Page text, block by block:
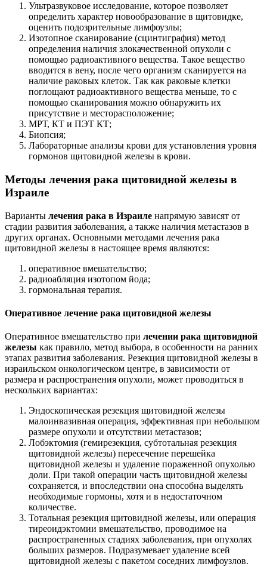
Ультразвуковое исследование, которое позволяет
определить характер новообразование в щитовидке,
оценить подозрительные лимфоузлы;
Изотопное сканирование (сцинтиграфия) метод
определения наличия злокачественной опухоли с
помощью радиоактивного вещества. Такое вещество
вводится в вену, после чего организм сканируется на
наличие раковых клеток. Так как раковые клетки
поглощают радиоактивного вещества меньше, то с
помощью сканирования можно обнаружить их
присутствие и месторасположение;
МРТ, КТ и ПЭТ КТ;
Биопсия;
Лабораторные анализы крови для установления уровня
гормонов щитовидной железы в крови.
Методы лечения рака щитовидной железы в
Израиле
Варианты лечения рака в Израиле напрямую зависят от
стадии развития заболевания, а также наличия метастазов в
других органах. Основными методами лечения рака
щитовидной железы в настоящее время являются:
оперативное вмешательство;
радиоабляция изотопом йода;
гормональная терапия.
Оперативное лечение рака щитовидной железы
Оперативное вмешательство при лечении рака щитовидной
железы как правило, метод выбора, в особенности на ранних
этапах развития заболевания. Резекция щитовидной железы в
израильском онкологическом центре, в зависимости от
размера и распространения опухоли, может проводиться в
нескольких вариантах:
Эндоскопическая резекция щитовидной железы
малоинвазивная операция, эффективная при небольшом
размере опухоли и отсутствии метастазов;
Лобэктомия (гемирезекция, субтотальная резекция
щитовидной железы) пересечение перешейка
щитовидной железы и удаление пораженной опухолью
доли. При такой операции часть щитовидной железы
сохраняется, и впоследствии она способна выделять
необходимые гормоны, хотя и в недостаточном
количестве.
Тотальная резекция щитовидной железы, или операция
тиреоидэктомии вмешательство, проводимое на
распространенных стадиях заболевания, при опухолях
больших размеров. Подразумевает удаление всей
щитовидной железы с пакетом соседних лимфоузлов.